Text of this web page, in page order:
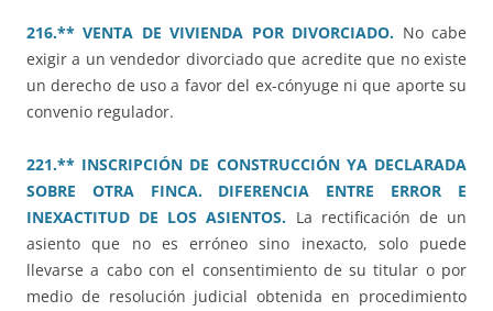
216.** VENTA DE VIVIENDA POR DIVORCIADO. No cabe
exigir a un vendedor divorciado que acredite que no existe
un derecho de uso a favor del ex-cónyuge ni que aporte su
convenio regulador.
221.** INSCRIPCIÓN DE CONSTRUCCIÓN YA DECLARADA
SOBRE OTRA FINCA. DIFERENCIA ENTRE ERROR E
INEXACTITUD DE LOS ASIENTOS. La rectificación de un
asiento que no es erróneo sino inexacto, solo puede
llevarse a cabo con el consentimiento de su titular o por
medio de resolución judicial obtenida en procedimiento